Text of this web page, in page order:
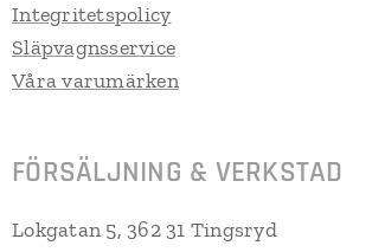
Integritetspolicy
Släpvagnsservice
Våra varumärken
FÖRSÄLJNING & VERKSTAD
Lokgatan 5, 362 31 Tingsryd